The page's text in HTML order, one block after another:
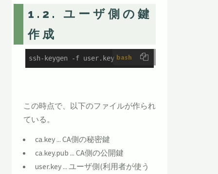
1.2. ユーザ側の鍵
作成
bash
ssh-keygen -f user.key
この時点で、以下のファイルが作られ
ている。
ca.key ... CA側の秘密鍵
ca.key.pub ... CA側の公開鍵
user.key ... ユーザ側(利用者が使う